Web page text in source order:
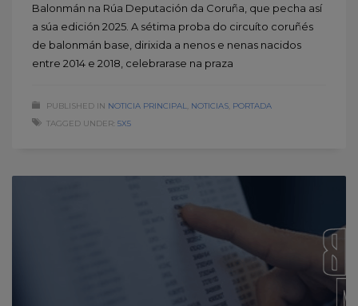
Balonmán na Rúa Deputación da Coruña, que pecha así
a súa edición 2025. A sétima proba do circuíto coruñés
de balonmán base, dirixida a nenos e nenas nacidos
entre 2014 e 2018, celebrarase na praza
PUBLISHED IN NOTICIA PRINCIPAL NOTICIAS PORTADA
TAGGED UNDER: 5X5